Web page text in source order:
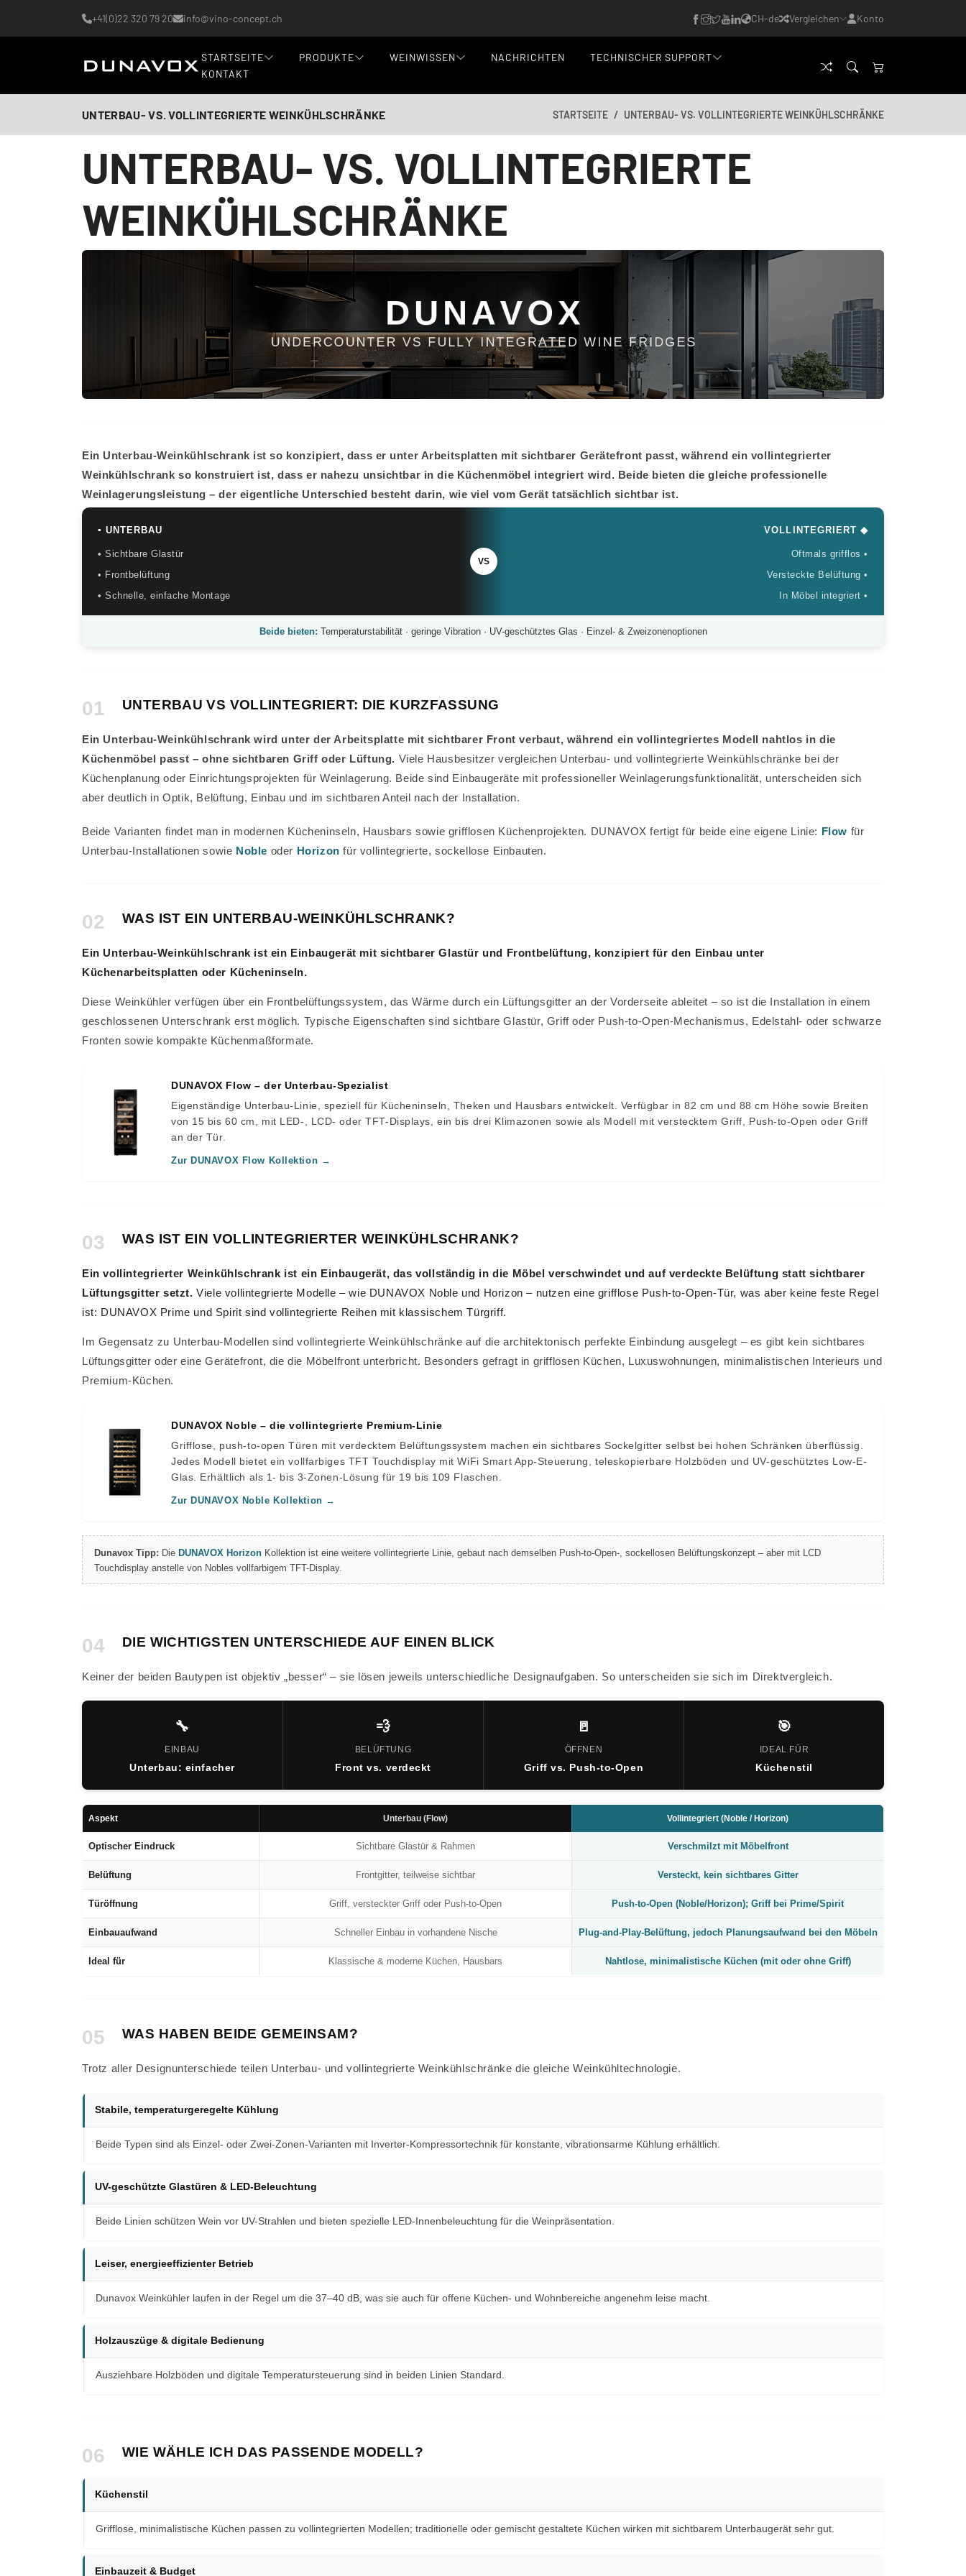
+41(0)22 320 79 20 info@vino-concept.ch CH-de Vergleichen Konto
STARTSEITE PRODUKTE WEINWISSEN NACHRICHTEN
TECHNISCHER SUPPORT
KONTAKT
UNTERBAU- VS. VOLLINTEGRIERTE WEINKÜHLSCHRÄNKE STARTSEITE UNTERBAU- VS. VOLLINTEGRIERTE WEINKÜHLSCHRÄNKE
UNTERBAU- VS. VOLLINTEGRIERTE
WEINKÜHLSCHRÄNKE
Ein Unterbau-Weinkühlschrank ist so konzipiert, dass er unter Arbeitsplatten mit sichtbarer Gerätefront passt, während ein vollintegrierter
Weinkühlschrank so konstruiert ist, dass er nahezu unsichtbar in die Küchenmöbel integriert wird. Beide bieten die gleiche professionelle
Weinlagerungsleistung – der eigentliche Unterschied besteht darin, wie viel vom Gerät tatsächlich sichtbar ist.
▪ UNTERBAU
• Sichtbare Glastür
• Frontbelüftung
• Schnelle, einfache Montage
VS
VOLLINTEGRIERT ◆
Oftmals grifflos •
Versteckte Belüftung •
In Möbel integriert •
Beide bieten: Temperaturstabilität · geringe Vibration · UV-geschütztes Glas · Einzel- & Zweizonenoptionen
01 UNTERBAU VS VOLLINTEGRIERT: DIE KURZFASSUNG
Ein Unterbau-Weinkühlschrank wird unter der Arbeitsplatte mit sichtbarer Front verbaut, während ein vollintegriertes Modell nahtlos in die
Küchenmöbel passt – ohne sichtbaren Griff oder Lüftung. Viele Hausbesitzer vergleichen Unterbau- und vollintegrierte Weinkühlschränke bei der
Küchenplanung oder Einrichtungsprojekten für Weinlagerung. Beide sind Einbaugeräte mit professioneller Weinlagerungsfunktionalität, unterscheiden sich
aber deutlich in Optik, Belüftung, Einbau und im sichtbaren Anteil nach der Installation.
Beide Varianten findet man in modernen Kücheninseln, Hausbars sowie grifflosen Küchenprojekten. DUNAVOX fertigt für beide eine eigene Linie: Flow für
Unterbau-Installationen sowie Noble oder Horizon für vollintegrierte, sockellose Einbauten.
02 WAS IST EIN UNTERBAU-WEINKÜHLSCHRANK?
Ein Unterbau-Weinkühlschrank ist ein Einbaugerät mit sichtbarer Glastür und Frontbelüftung, konzipiert für den Einbau unter
Küchenarbeitsplatten oder Kücheninseln.
Diese Weinkühler verfügen über ein Frontbelüftungssystem, das Wärme durch ein Lüftungsgitter an der Vorderseite ableitet – so ist die Installation in einem
geschlossenen Unterschrank erst möglich. Typische Eigenschaften sind sichtbare Glastür, Griff oder Push-to-Open-Mechanismus, Edelstahl- oder schwarze
Fronten sowie kompakte Küchenmaßformate.
DUNAVOX Flow – der Unterbau-Spezialist
Eigenständige Unterbau-Linie, speziell für Kücheninseln, Theken und Hausbars entwickelt. Verfügbar in 82 cm und 88 cm Höhe sowie Breiten
von 15 bis 60 cm, mit LED-, LCD- oder TFT-Displays, ein bis drei Klimazonen sowie als Modell mit verstecktem Griff, Push-to-Open oder Griff
an der Tür.
Zur DUNAVOX Flow Kollektion →
03 WAS IST EIN VOLLINTEGRIERTER WEINKÜHLSCHRANK?
Ein vollintegrierter Weinkühlschrank ist ein Einbaugerät, das vollständig in die Möbel verschwindet und auf verdeckte Belüftung statt sichtbarer
Lüftungsgitter setzt. Viele vollintegrierte Modelle – wie DUNAVOX Noble und Horizon – nutzen eine grifflose Push-to-Open-Tür, was aber keine feste Regel
ist: DUNAVOX Prime und Spirit sind vollintegrierte Reihen mit klassischem Türgriff.
Im Gegensatz zu Unterbau-Modellen sind vollintegrierte Weinkühlschränke auf die architektonisch perfekte Einbindung ausgelegt – es gibt kein sichtbares
Lüftungsgitter oder eine Gerätefront, die die Möbelfront unterbricht. Besonders gefragt in grifflosen Küchen, Luxuswohnungen, minimalistischen Interieurs und
Premium-Küchen.
DUNAVOX Noble – die vollintegrierte Premium-Linie
Grifflose, push-to-open Türen mit verdecktem Belüftungssystem machen ein sichtbares Sockelgitter selbst bei hohen Schränken überflüssig.
Jedes Modell bietet ein vollfarbiges TFT Touchdisplay mit WiFi Smart App-Steuerung, teleskopierbare Holzböden und UV-geschütztes Low-E-
Glas. Erhältlich als 1- bis 3-Zonen-Lösung für 19 bis 109 Flaschen.
Zur DUNAVOX Noble Kollektion →
Dunavox Tipp: Die DUNAVOX Horizon Kollektion ist eine weitere vollintegrierte Linie, gebaut nach demselben Push-to-Open-, sockellosen Belüftungskonzept – aber mit LCD
Touchdisplay anstelle von Nobles vollfarbigem TFT-Display.
04 DIE WICHTIGSTEN UNTERSCHIEDE AUF EINEN BLICK
Keiner der beiden Bautypen ist objektiv „besser“ – sie lösen jeweils unterschiedliche Designaufgaben. So unterscheiden sie sich im Direktvergleich.
🔧
EINBAU
Unterbau: einfacher
💨
BELÜFTUNG
Front vs. verdeckt
🚪
ÖFFNEN
Griff vs. Push-to-Open
🎯
IDEAL FÜR
Küchenstil
Aspekt Unterbau (Flow) Vollintegriert (Noble / Horizon)
Optischer Eindruck Sichtbare Glastür & Rahmen Verschmilzt mit Möbelfront
Belüftung Frontgitter, teilweise sichtbar Versteckt, kein sichtbares Gitter
Türöffnung Griff, versteckter Griff oder Push-to-Open Push-to-Open (Noble/Horizon); Griff bei Prime/Spirit
Einbauaufwand Schneller Einbau in vorhandene Nische Plug-and-Play-Belüftung, jedoch Planungsaufwand bei den Möbeln
Ideal für Klassische & moderne Küchen, Hausbars Nahtlose, minimalistische Küchen (mit oder ohne Griff)
05 WAS HABEN BEIDE GEMEINSAM?
Trotz aller Designunterschiede teilen Unterbau- und vollintegrierte Weinkühlschränke die gleiche Weinkühltechnologie.
Stabile, temperaturgeregelte Kühlung
Beide Typen sind als Einzel- oder Zwei-Zonen-Varianten mit Inverter-Kompressortechnik für konstante, vibrationsarme Kühlung erhältlich.
UV-geschützte Glastüren & LED-Beleuchtung
Beide Linien schützen Wein vor UV-Strahlen und bieten spezielle LED-Innenbeleuchtung für die Weinpräsentation.
Leiser, energieeffizienter Betrieb
Dunavox Weinkühler laufen in der Regel um die 37–40 dB, was sie auch für offene Küchen- und Wohnbereiche angenehm leise macht.
Holzauszüge & digitale Bedienung
Ausziehbare Holzböden und digitale Temperatursteuerung sind in beiden Linien Standard.
06 WIE WÄHLE ICH DAS PASSENDE MODELL?
Küchenstil
Grifflose, minimalistische Küchen passen zu vollintegrierten Modellen; traditionelle oder gemischt gestaltete Küchen wirken mit sichtbarem Unterbaugerät sehr gut.
Einbauzeit & Budget